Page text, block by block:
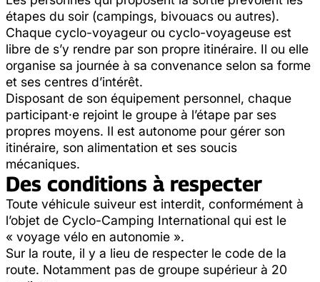
étapes du soir (campings, bivouacs ou autres).
Chaque cyclo-voyageur ou cyclo-voyageuse est
libre de s’y rendre par son propre itinéraire. Il ou elle
organise sa journée à sa convenance selon sa forme
et ses centres d’intérêt.
Disposant de son équipement personnel, chaque
participant·e rejoint le groupe à l’étape par ses
propres moyens. Il est autonome pour gérer son
itinéraire, son alimentation et ses soucis
mécaniques.
Des conditions à respecter
Toute véhicule suiveur est interdit, conformément à
l’objet de Cyclo-Camping International qui est le
« voyage vélo en autonomie ».
Sur la route, il y a lieu de respecter le code de la
route. Notamment pas de groupe supérieur à 20